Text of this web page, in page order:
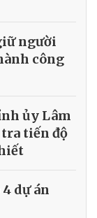
người
công
ủy Lâm
tiến độ
dự án